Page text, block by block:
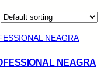
NEAGRA